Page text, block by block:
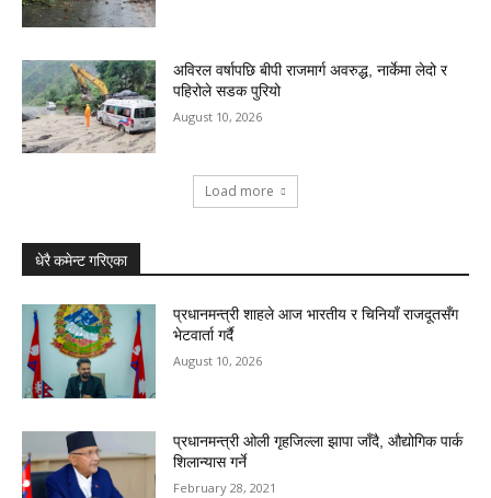
अविरल वर्षापछि बीपी राजमार्ग अवरुद्ध, नार्केमा लेदो र
पहिरोले सडक पुरियो
August 10, 2026
Load more
धेरै कमेन्ट गरिएका
प्रधानमन्त्री शाहले आज भारतीय र चिनियाँ राजदूतसँग
भेटवार्ता गर्दै
August 10, 2026
प्रधानमन्त्री ओली गृहजिल्ला झापा जाँदै, औद्योगिक पार्क
शिलान्यास गर्ने
February 28, 2021